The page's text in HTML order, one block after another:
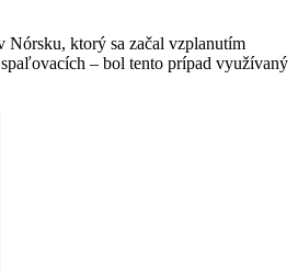
Nórsku, ktorý sa začal vzplanutím
– bol tento prípad využívaný